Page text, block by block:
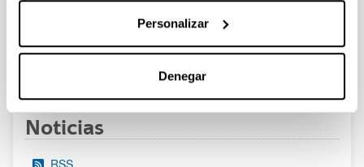
Personalizar
Denegar
Páginas intermedias Use TAB para
PáginaPáginaPágina
Noticias
RSS